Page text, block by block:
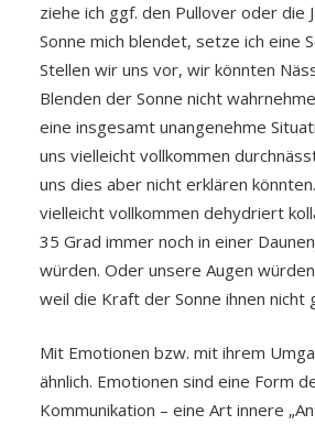
ziehe ich ggf. den Pullover oder die
Sonne mich blendet, setze ich eine
Stellen wir uns vor, wir könnten
Blenden der Sonne nicht
eine insgesamt unangenehme
uns vielleicht vollkommen
uns dies aber nicht erklären
vielleicht vollkommen dehydriert
35 Grad immer noch in einer
würden. Oder unsere Augen
weil die Kraft der Sonne ihnen nicht
Mit Emotionen bzw. mit ihrem
ähnlich. Emotionen sind eine Form
Kommunikation – eine Art innere